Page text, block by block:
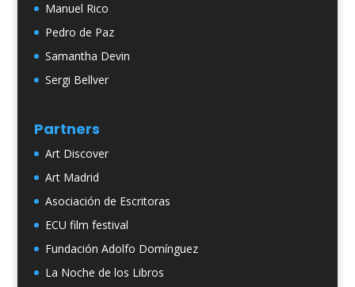
Manuel Rico
Pedro de Paz
Samantha Devin
Sergi Bellver
Partners
Art Discover
Art Madrid
Asociación de Escritoras
ECU film festival
Fundación Adolfo Domínguez
La Noche de los Libros